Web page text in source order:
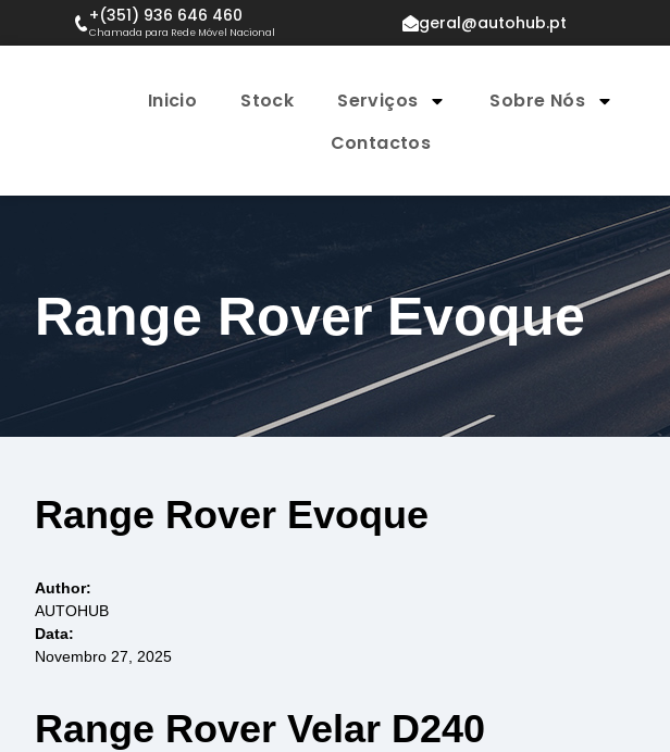
+(351) 936 646 460
Chamada para Rede Móvel Nacional geral@autohub.pt
Inicio Stock Serviços
Sobre Nós
Contactos
Range Rover Evoque
Range Rover Evoque
Author:
AUTOHUB
Data:
Novembro 27, 2025
Range Rover Velar D240